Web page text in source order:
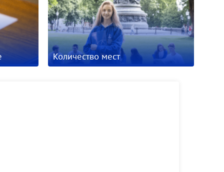
Количество мест